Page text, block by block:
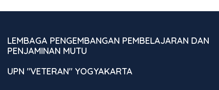
LEMBAGA PENGEMBANGAN PEMBELAJARAN DAN
PENJAMINAN MUTU
UPN "VETERAN" YOGYAKARTA